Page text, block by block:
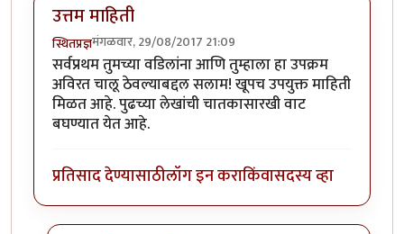
उत्तम माहिती
स्थितप्रज्ञमंगळवार, 29/08/2017 21:09
सर्वप्रथम तुमच्या वडिलांना आणि तुम्हाला हा उपक्रम
अविरत चालू ठेवल्याबद्दल सलाम! खूपच उपयुक्त माहिती
मिळत आहे. पुढच्या लेखांची चातकासारखी वाट
बघण्यात येत आहे.
प्रतिसाद देण्यासाठीलॉग इन कराकिंवासदस्य व्हा